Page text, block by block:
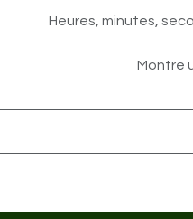
Heures, minutes,
Montre